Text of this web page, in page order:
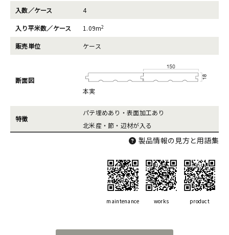
入数／ケース
4
入り平米数／ケース 1.09m2
販売単位 ケース
断面図
本実
特徴
パテ埋めあり・表面加工あり
北米産・節・辺材が入る
製品情報の見方と用語集
maintenance works product